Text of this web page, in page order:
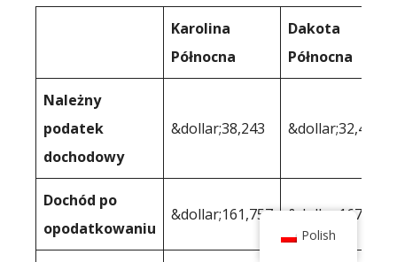
Karolina
Północna
Dakota
Północna
Należny
podatek
dochodowy
&dollar;38,243 &dollar;32,475
Dochód po
opodatkowaniu
&dollar;161,757 &dollar;167,525
Polish